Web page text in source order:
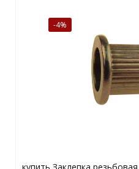
-4%
купить Заклепка